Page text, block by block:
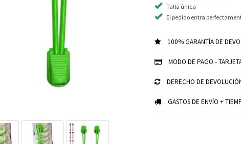
Talla única
El pedido entra
100% GARANTÍA DE
MODO DE PAGO -
DERECHO DE
GASTOS DE ENVÍO +